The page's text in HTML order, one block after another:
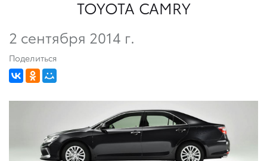
TOYOTA CAMRY
2 сентября 2014 г.
Поделиться